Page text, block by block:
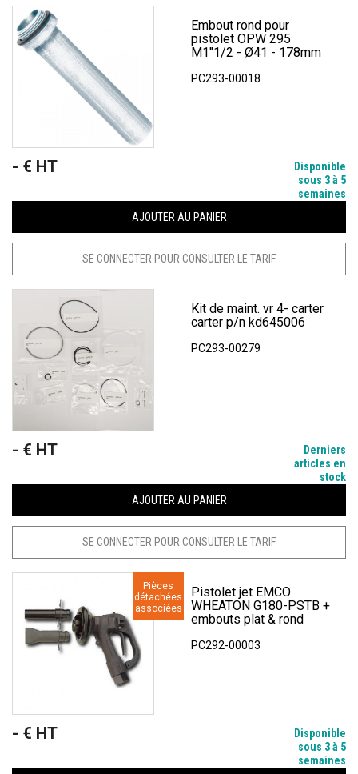
Embout rond pour
pistolet OPW 295
M1''1/2 - Ø41 - 178mm
PC293-00018
Prix
- € HT
Disponible
sous 3 à 5
semaines
AJOUTER AU PANIER
SE CONNECTER POUR CONSULTER LE TARIF
Kit de maint. vr 4- carter
carter p/n kd645006
PC293-00279
Prix
- € HT
Derniers
articles en
stock
AJOUTER AU PANIER
SE CONNECTER POUR CONSULTER LE TARIF
Pièces
détachées
associées
Pistolet jet EMCO
WHEATON G180-PSTB +
embouts plat & rond
PC292-00003
Prix
- € HT
Disponible
sous 3 à 5
semaines